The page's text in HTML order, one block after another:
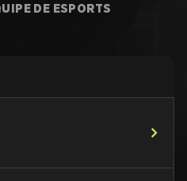
DE ESPORTS